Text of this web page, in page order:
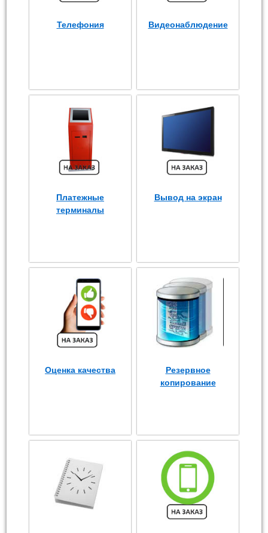
Телефония Видеонаблюдение
Платежные
терминалы
Вывод на экран
Оценка качества
Резервное
копирование